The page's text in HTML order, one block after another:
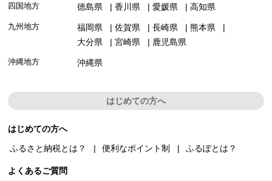
四国地方 徳島県 香川県 愛媛県 高知県
九州地方 福岡県 佐賀県 長崎県
熊本県
大分県
宮崎県 鹿児島県
沖縄地方 沖縄県
はじめての方へ
はじめての方へ
ふるさと納税とは？
便利なポイント制 ふるぽとは？
よくあるご質問